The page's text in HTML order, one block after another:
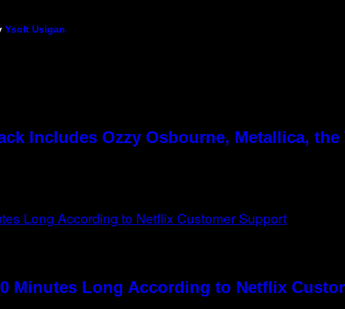
Ysolt Usigan
Includes Ozzy Osbourne, Metallica,
Minutes Long According to Netflix